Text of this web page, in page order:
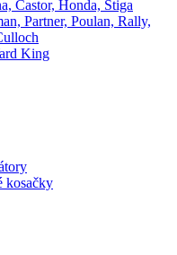
Castor, Honda, Stiga
Partner, Poulan, Rally,
King